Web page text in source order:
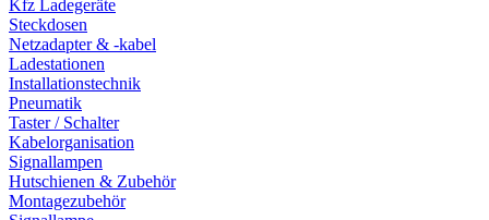
Kfz Ladegeräte
Steckdosen
Netzadapter & -kabel
Ladestationen
Installationstechnik
Pneumatik
Taster / Schalter
Kabelorganisation
Signallampen
Hutschienen & Zubehör
Montagezubehör